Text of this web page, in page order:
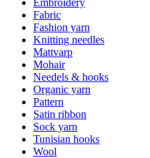
Fabric
Fashion yarn
Knitting needles
Mattvarp
Mohair
Needels & hooks
Organic yarn
Pattern
Satin ribbon
Sock yarn
Tunisian hooks
Wool